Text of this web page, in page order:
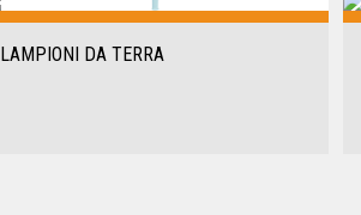
LAMPIONI DA TERRA